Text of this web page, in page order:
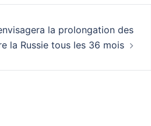
la prolongation des
la Russie tous les 36 mois